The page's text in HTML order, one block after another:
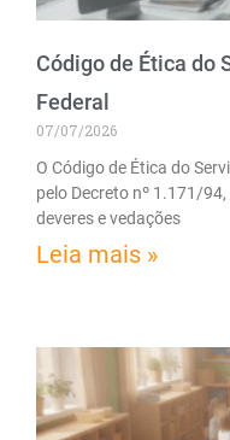
Código de Ética do
Federal
07/07/2026
O Código de Ética do
pelo Decreto nº 1.171/
deveres e vedações
Leia mais »